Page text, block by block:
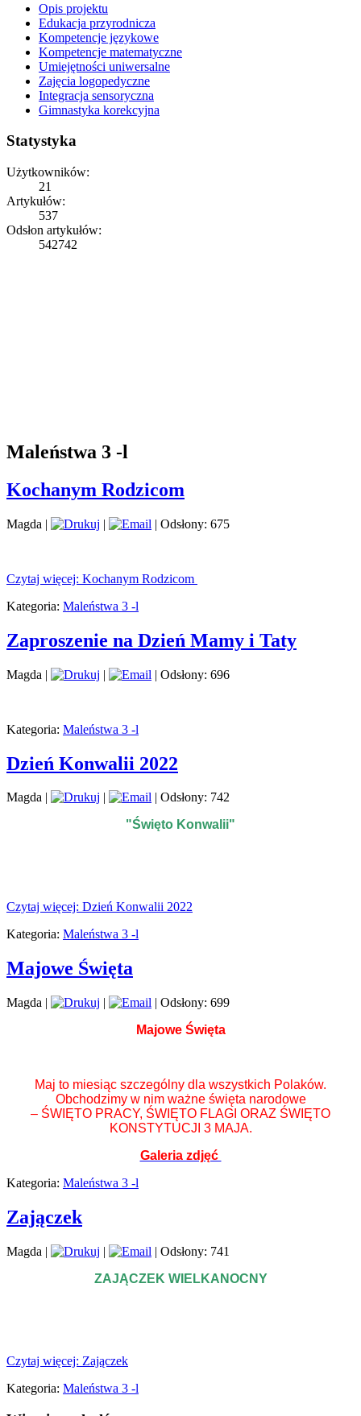
Opis projektu
Edukacja przyrodnicza
Kompetencje językowe
Kompetencje matematyczne
Umiejętności uniwersalne
Zajęcia logopedyczne
Integracja sensoryczna
Gimnastyka korekcyjna
Statystyka
Użytkowników:
21
Artykułów:
537
Odsłon artykułów:
542742
Maleństwa 3 -l
Kochanym Rodzicom
Magda | | | Odsłony: 675
Czytaj więcej: Kochanym Rodzicom
Kategoria: Maleństwa 3 -l
Zaproszenie na Dzień Mamy i Taty
Magda | | | Odsłony: 696
Kategoria: Maleństwa 3 -l
Dzień Konwalii 2022
Magda | |
| Odsłony: 742
"Święto Konwalii"
Czytaj więcej: Dzień Konwalii 2022
Kategoria: Maleństwa 3 -l
Majowe Święta
Magda | |
| Odsłony: 699
Majowe Święta
Maj to miesiąc szczególny dla wszystkich Polaków.
Obchodzimy w nim ważne święta narodowe
– ŚWIĘTO PRACY, ŚWIĘTO FLAGI ORAZ ŚWIĘTO
KONSTYTUCJI 3 MAJA.
Galeria zdjęć
Kategoria: Maleństwa 3 -l
Zajączek
Magda | |
| Odsłony: 741
ZAJĄCZEK WIELKANOCNY
Czytaj więcej: Zajączek
Kategoria: Maleństwa 3 -l